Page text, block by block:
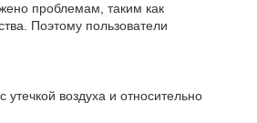
проблемам, таким как
Поэтому пользователи
воздуха и относительно